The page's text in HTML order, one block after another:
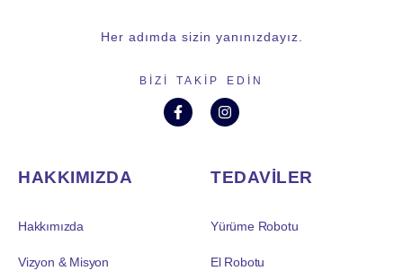
Her adımda sizin yanınızdayız.
BIZI TAKIP EDIN
HAKKIMIZDA
Hakkımızda
Vizyon & Misyon
TEDAVİLER
Yürüme Robotu
El Robotu